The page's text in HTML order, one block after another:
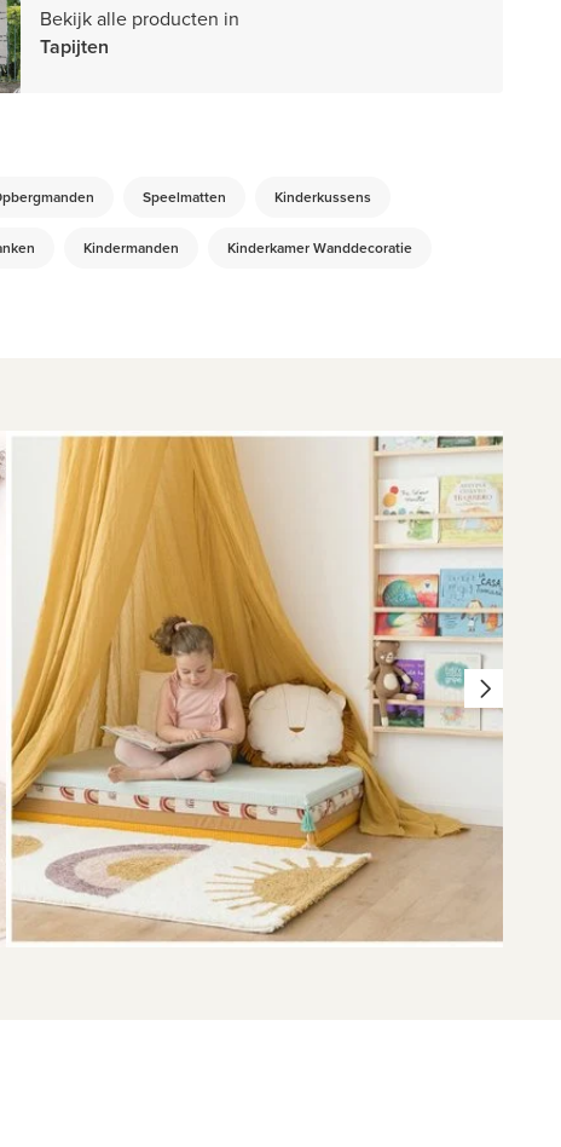
Bekijk alle producten in
Tapijten
Speelmatten Kinderkussens
Kindermanden Kinderkamer Wanddecoratie